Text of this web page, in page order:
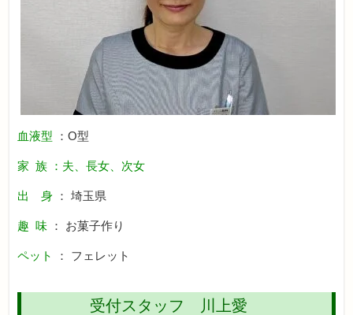
血液型 ：O型
家 族 ：夫、長女、次女
出 身 ： 埼玉県
趣 味 ： お菓子作り
ペット ： フェレット
受付スタッフ 川上愛